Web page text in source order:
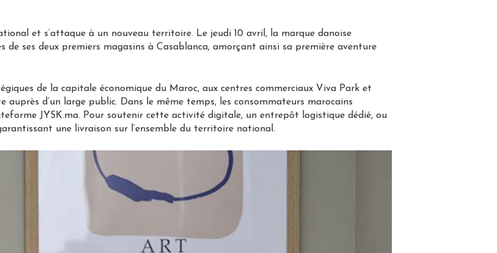
et s’attaque à un nouveau territoire. Le jeudi 10 avril, la marque danoise
ses deux premiers magasins à Casablanca, amorçant ainsi sa première aventure
de la capitale économique du Maroc, aux centres commerciaux Viva Park et
d’un large public. Dans le même temps, les consommateurs marocains
JYSK.ma. Pour soutenir cette activité digitale, un entrepôt logistique dédié, ou
une livraison sur l’ensemble du territoire national.